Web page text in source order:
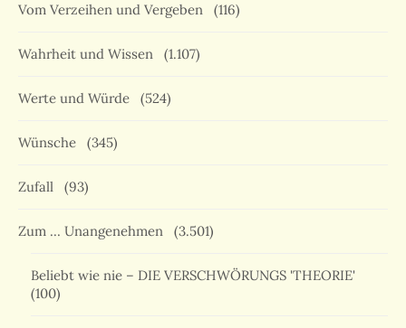
Vom Verzeihen und Vergeben (116)
Wahrheit und Wissen (1.107)
Werte und Würde (524)
Wünsche (345)
Zufall (93)
Zum … Unangenehmen (3.501)
Beliebt wie nie – DIE VERSCHWÖRUNGS 'THEORIE'
(100)